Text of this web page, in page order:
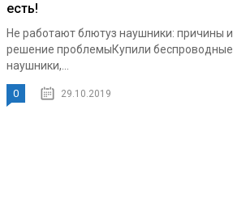
есть!
Не работают блютуз наушники: причины и
решение проблемыКупили беспроводные
наушники,...
0 29.10.2019